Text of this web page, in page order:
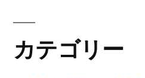
カテゴリー